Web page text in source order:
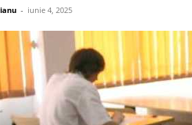
- iunie 4, 2025